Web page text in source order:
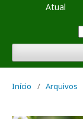
Atual
Início / Arquivos